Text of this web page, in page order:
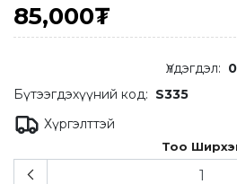
85,000₮
Үлдэгдэл: 0
Бүтээгдэхүүний код: S335
Хүргэлттэй
Тоо